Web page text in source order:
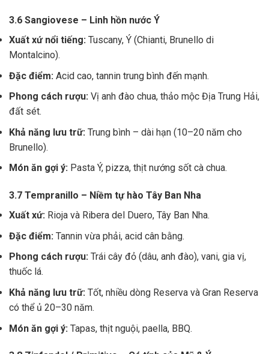
3.6 Sangiovese – Linh hồn nước Ý
Xuất xứ nổi tiếng: Tuscany, Ý (Chianti, Brunello di
Montalcino).
Đặc điểm: Acid cao, tannin trung bình đến mạnh.
Phong cách rượu: Vị anh đào chua, thảo mộc Địa Trung Hải,
đất sét.
Khả năng lưu trữ: Trung bình – dài hạn (10–20 năm cho
Brunello).
Món ăn gợi ý: Pasta Ý, pizza, thịt nướng sốt cà chua.
3.7 Tempranillo – Niềm tự hào Tây Ban Nha
Xuất xứ: Rioja và Ribera del Duero, Tây Ban Nha.
Đặc điểm: Tannin vừa phải, acid cân bằng.
Phong cách rượu: Trái cây đỏ (dâu, anh đào), vani, gia vị,
thuốc lá.
Khả năng lưu trữ: Tốt, nhiều dòng Reserva và Gran Reserva
có thể ủ 20–30 năm.
Món ăn gợi ý: Tapas, thịt nguội, paella, BBQ.